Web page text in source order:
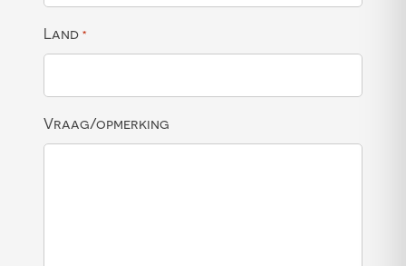
Land *
Vraag/opmerking